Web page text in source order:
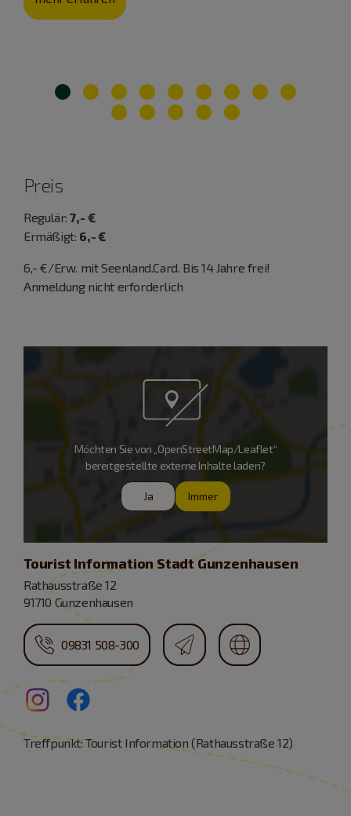
Preis
Regulär:7,- €
Ermäßigt: 6,- €
6,- €/Erw. mit Seenland.Card. Bis 14 Jahre frei!
Anmeldung nicht erforderlich
Möchten Sie von „OpenStreetMap/Leaflet“
bereitgestellte externe Inhalte laden?
Ja Immer
Tourist Information Stadt Gunzenhausen
Rathausstraße 12
91710 Gunzenhausen
09831 508-300
Treffpunkt: Tourist Information (Rathausstraße 12)